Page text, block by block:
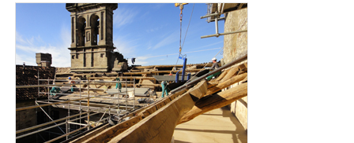
cubierta_carmen_para_web1.jpg